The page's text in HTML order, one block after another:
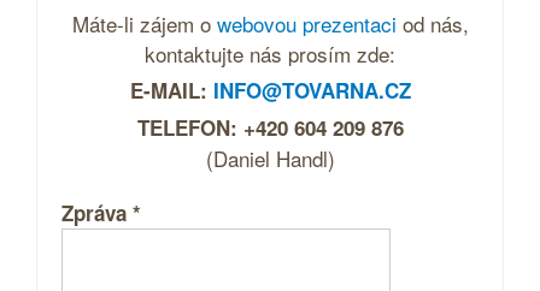
Máte-li zájem o webovou prezentaci od nás,
kontaktujte nás prosím zde:
E-MAIL: INFO@TOVARNA.CZ
TELEFON: +420 604 209 876
(Daniel Handl)
Zpráva *